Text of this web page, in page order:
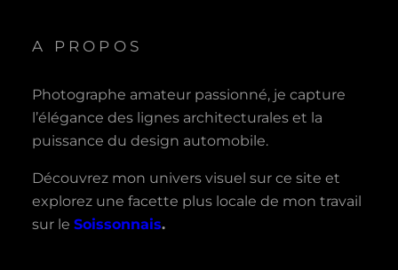
A PROPOS
Photographe amateur passionné, je capture
l’élégance des lignes architecturales et la
puissance du design automobile.
Découvrez mon univers visuel sur ce site et
explorez une facette plus locale de mon travail
sur le Soissonnais.